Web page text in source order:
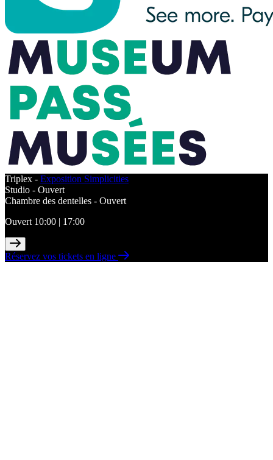
Triplex - Exposition Simplicities
Studio - Ouvert
Chambre des dentelles - Ouvert
Ouvert 10:00 | 17:00
Réservez vos tickets en ligne